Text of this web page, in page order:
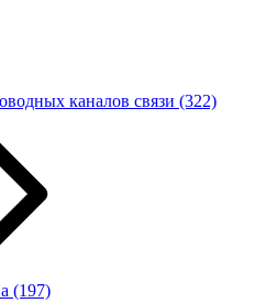
каналов связи (322)
(197)